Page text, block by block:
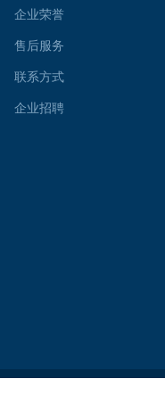
企业荣誉
售后服务
联系方式
企业招聘